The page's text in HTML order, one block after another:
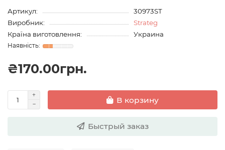
Артикул:
30973ST
Виробник:
Strateg
Країна виготовлення:
Украина
₴170.00грн.
В корзину
Быстрый заказ